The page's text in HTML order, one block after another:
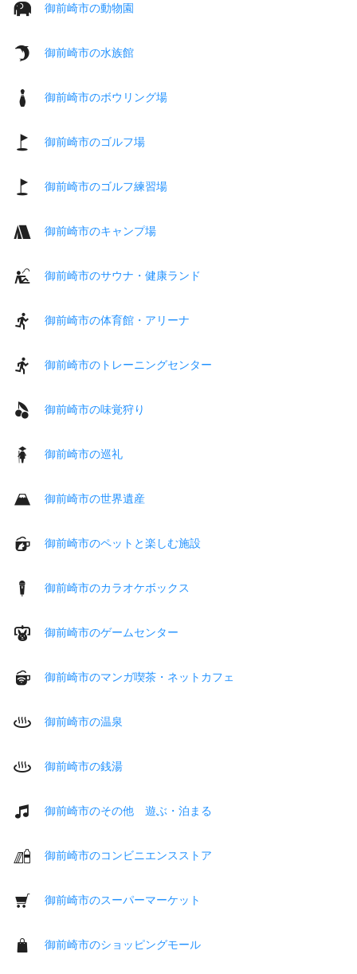
御前崎市の動物園
御前崎市の水族館
御前崎市のボウリング場
御前崎市のゴルフ場
御前崎市のゴルフ練習場
御前崎市のキャンプ場
御前崎市のサウナ・健康ランド
御前崎市の体育館・アリーナ
御前崎市のトレーニングセンター
御前崎市の味覚狩り
御前崎市の巡礼
御前崎市の世界遺産
御前崎市のペットと楽しむ施設
御前崎市のカラオケボックス
御前崎市のゲームセンター
御前崎市のマンガ喫茶・ネットカフェ
御前崎市の温泉
御前崎市の銭湯
御前崎市のその他 遊ぶ・泊まる
御前崎市のコンビニエンスストア
御前崎市のスーパーマーケット
御前崎市のショッピングモール